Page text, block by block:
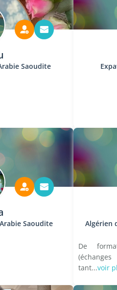
Saoudite
Saoudite Algérien
De
tant...voir